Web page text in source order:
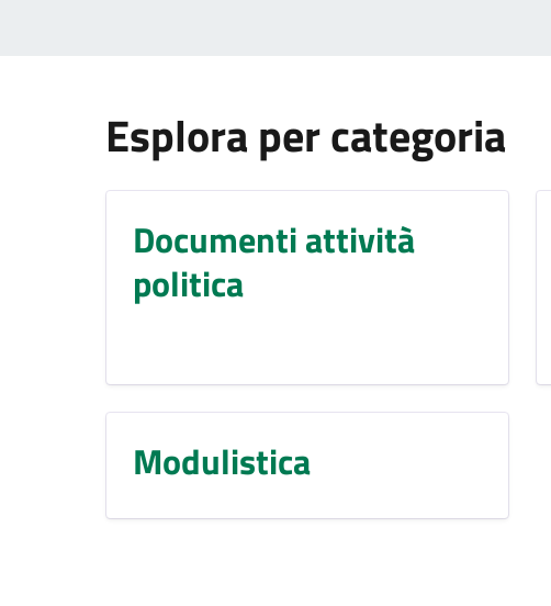
Esplora per categoria
Documenti attività
politica
Modulistica